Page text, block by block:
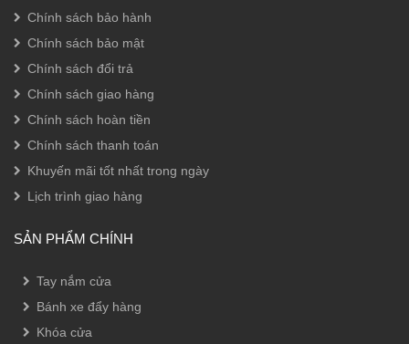
Chính sách bảo hành
Chính sách bảo mật
Chính sách đổi trả
Chính sách giao hàng
Chính sách hoàn tiền
Chính sách thanh toán
Khuyến mãi tốt nhất trong ngày
Lịch trình giao hàng
SẢN PHẨM CHÍNH
Tay nắm cửa
Bánh xe đẩy hàng
Khóa cửa